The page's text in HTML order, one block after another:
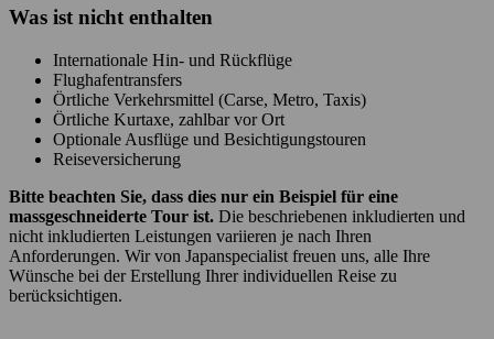
Was ist nicht enthalten
Internationale Hin- und Rückflüge
Flughafentransfers
Örtliche Verkehrsmittel (Carse, Metro, Taxis)
Örtliche Kurtaxe, zahlbar vor Ort
Optionale Ausflüge und Besichtigungstouren
Reiseversicherung
Bitte beachten Sie, dass dies nur ein Beispiel für eine
massgeschneiderte Tour ist. Die beschriebenen inkludierten und
nicht inkludierten Leistungen variieren je nach Ihren
Anforderungen. Wir von Japanspecialist freuen uns, alle Ihre
Wünsche bei der Erstellung Ihrer individuellen Reise zu
berücksichtigen.